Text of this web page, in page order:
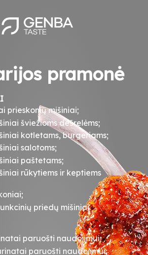
pramonė
prieskonių mišiniai;
šviežioms dešrelėms;
kotletams, burgeriams;
salotoms;
paštetams;
rūkytiems ir keptiems
priedų mišiniai.
paruošti naudojimui;
paruošti naudojimui;